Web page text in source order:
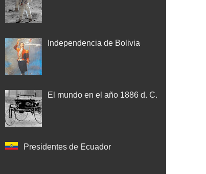
Independencia de Bolivia
El mundo en el año 1886 d. C.
Presidentes de Ecuador